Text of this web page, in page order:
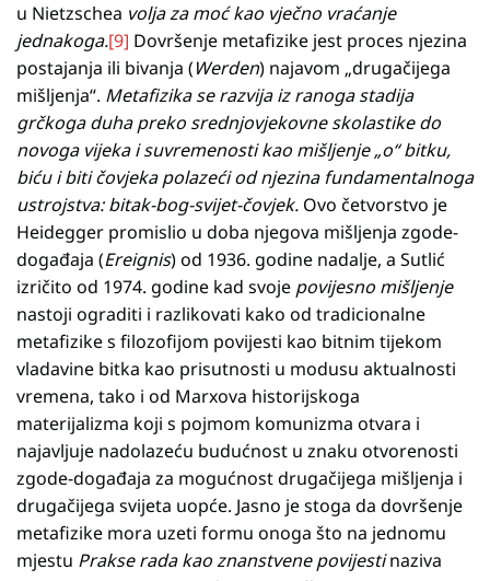
u Nietzschea volja za moć kao vječno vraćanje
jednakoga.[9] Dovršenje metafizike jest proces njezina
postajanja ili bivanja (Werden) najavom „drugačijega
mišljenja“. Metafizika se razvija iz ranoga stadija
grčkoga duha preko srednjovjekovne skolastike do
novoga vijeka i suvremenosti kao mišljenje „o“ bitku,
biću i biti čovjeka polazeći od njezina fundamentalnoga
ustrojstva: bitak-bog-svijet-čovjek. Ovo četvorstvo je
Heidegger promislio u doba njegova mišljenja zgode-
događaja (Ereignis) od 1936. godine nadalje, a Sutlić
izričito od 1974. godine kad svoje povijesno mišljenje
nastoji ograditi i razlikovati kako od tradicionalne
metafizike s filozofijom povijesti kao bitnim tijekom
vladavine bitka kao prisutnosti u modusu aktualnosti
vremena, tako i od Marxova historijskoga
materijalizma koji s pojmom komunizma otvara i
najavljuje nadolazeću budućnost u znaku otvorenosti
zgode-događaja za mogućnost drugačijega mišljenja i
drugačijega svijeta uopće. Jasno je stoga da dovršenje
metafizike mora uzeti formu onoga što na jednomu
mjestu Prakse rada kao znanstvene povijestinaziva